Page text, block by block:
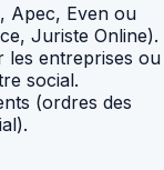
Apec, Even ou
Juriste Online).
les entreprises ou
social.
(ordres des